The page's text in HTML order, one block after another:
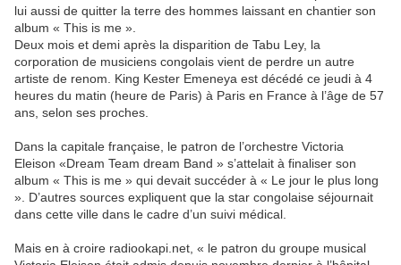
lui aussi de quitter la terre des hommes laissant en chantier son
album « This is me ».
Deux mois et demi après la disparition de Tabu Ley, la
corporation de musiciens congolais vient de perdre un autre
artiste de renom. King Kester Emeneya est décédé ce jeudi à 4
heures du matin (heure de Paris) à Paris en France à l’âge de 57
ans, selon ses proches.
Dans la capitale française, le patron de l’orchestre Victoria
Eleison «Dream Team dream Band » s’attelait à finaliser son
album « This is me » qui devait succéder à « Le jour le plus long
». D’autres sources expliquent que la star congolaise séjournait
dans cette ville dans le cadre d’un suivi médical.
Mais en à croire radiookapi.net, « le patron du groupe musical